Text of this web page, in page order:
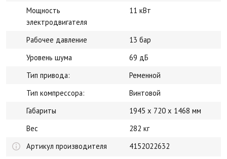
Мощность
электродвигателя
11 кВт
Рабочее давление
13 бар
Уровень шума
69 дБ
Тип привода:
Ременной
Тип компрессора:
Винтовой
Габариты
1945 x 720 x 1468 мм
Вес
282 кг
Артикул производителя
4152022632